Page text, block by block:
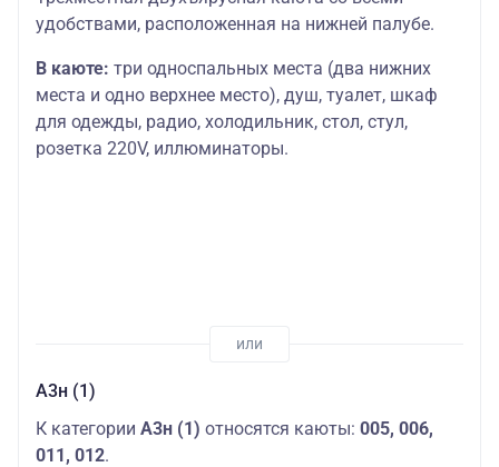
удобствами, расположенная на нижней палубе.
В каюте: три односпальных места (два нижних
места и одно верхнее место), душ, туалет, шкаф
для одежды, радио, холодильник, стол, стул,
розетка 220V, иллюминаторы.
А3н (1)
К категории А3н (1) относятся каюты: 005, 006,
011, 012.